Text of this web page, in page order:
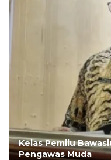
Kelas Pemilu
Pengawas Muda